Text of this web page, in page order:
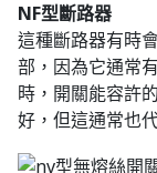
NF型斷路器
這種斷路器有時
部，因為它通常
時，開關能容許
好，但這通常也